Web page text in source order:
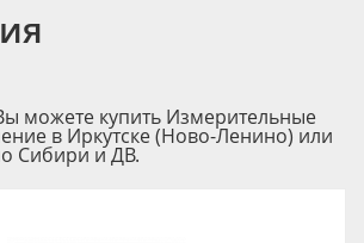
можете купить Измерительные
в Иркутске (Ново-Ленино) или
Сибири и ДВ.